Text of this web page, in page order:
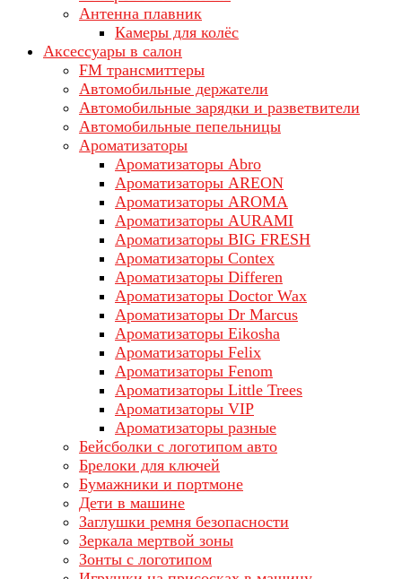
Антенна плавник
Камеры для колёс
Аксессуары в салон
FM трансмиттеры
Автомобильные держатели
Автомобильные зарядки и разветвители
Автомобильные пепельницы
Ароматизаторы
Ароматизаторы Abro
Ароматизаторы AREON
Ароматизаторы AROMA
Ароматизаторы AURAMI
Ароматизаторы BIG FRESH
Ароматизаторы Contex
Ароматизаторы Differen
Ароматизаторы Doctor Wax
Ароматизаторы Dr Marcus
Ароматизаторы Eikosha
Ароматизаторы Felix
Ароматизаторы Fenom
Ароматизаторы Little Trees
Ароматизаторы VIP
Ароматизаторы разные
Бейсболки с логотипом авто
Брелоки для ключей
Бумажники и портмоне
Дети в машине
Заглушки ремня безопасности
Зеркала мертвой зоны
Зонты с логотипом